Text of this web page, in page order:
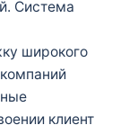
Система
широкого
клиент